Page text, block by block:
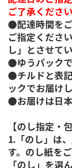
ご了承ください
●配達時間を
ご指定くださ
し」とさせて
●ゆうパックで
●チルドと表
ックでお届けし
●お届けは日本
【のし指定・
1.「のし」は
す。のし紙を
「のし」を選